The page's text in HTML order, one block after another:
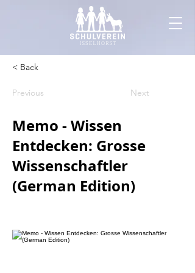
< Back
Previous Next
Memo - Wissen
Entdecken: Grosse
Wissenschaftler
(German Edition)